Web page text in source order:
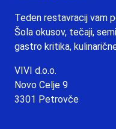
Teden restavracij vam
Šola okusov, tečaji,
gastro kritika,
VIVI d.o.o.
Novo Celje 9
3301 Petrovče